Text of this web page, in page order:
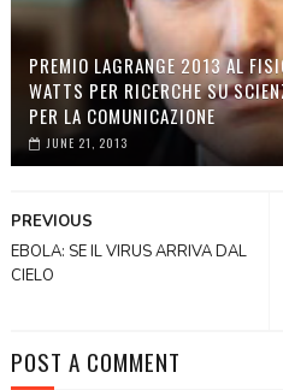
PREMIO LAGRANGE 2013 AL
WATTS PER RICERCHE SU
PER LA COMUNICAZIONE
JUNE 21, 2013
PREVIOUS
EBOLA: SE IL VIRUS ARRIVA DAL
CIELO
POST A COMMENT